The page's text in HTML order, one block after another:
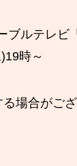
ブルテレビ
時～
場合がご